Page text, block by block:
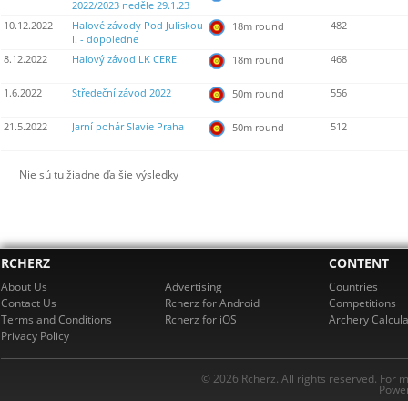
2022/2023 neděle 29.1.23
10.12.2022
Halové závody Pod Juliskou
I. - dopoledne
18m round 482
8.12.2022 Halový závod LK CERE 18m round 468
1.6.2022 Středeční závod 2022 50m round 556
21.5.2022 Jarní pohár Slavie Praha 50m round 512
Nie sú tu žiadne ďalšie výsledky
RCHERZ
About Us
Contact Us
Terms and Conditions
Privacy Policy
Advertising
Rcherz for Android
Rcherz for iOS
CONTENT
Countries
Competitions
Archery
© 2026 Rcherz. All rights reserved. For